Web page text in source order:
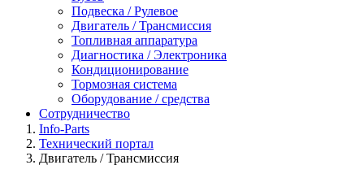
Подвеска / Рулевое
Двигатель / Трансмиссия
Топливная аппаратура
Диагностика / Электроника
Кондиционирование
Тормозная система
Оборудование / средства
Сотрудничество
Info-Parts
Технический портал
Двигатель / Трансмиссия